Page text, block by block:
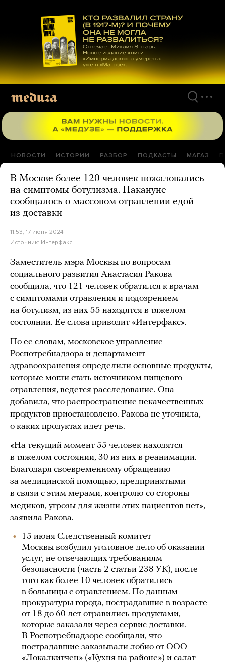
материалам
НОВОСТИ ИСТОРИИ РАЗБОР ПОДКАСТЫ МАГАЗ
В Москве более 120 человек пожаловались
на симптомы ботулизма. Накануне
сообщалось о массовом отравлении едой
из доставки
11:53, 17 июня 2024
Источник: Интерфакс
Заместитель мэра Москвы по вопросам
социального развития Анастасия Ракова
сообщила, что 121 человек обратился к врачам
с симптомами отравления и подозрением
на ботулизм, из них 55 находятся в тяжелом
состоянии. Ее слова приводит «Интерфакс».
По ее словам, московское управление
Роспотребнадзора и департамент
здравоохранения определили основные продукты,
которые могли стать источником пищевого
отравления, ведется расследование. Она
добавила, что распространение некачественных
продуктов приостановлено. Ракова не уточнила,
о каких продуктах идет речь.
«На текущий момент 55 человек находятся
в тяжелом состоянии, 30 из них в реанимации.
Благодаря своевременному обращению
за медицинской помощью, предпринятыми
в связи с этим мерами, контролю со стороны
медиков, угрозы для жизни этих пациентов нет», —
заявила Ракова.
15 июня Следственный комитет
Москвы возбудил уголовное дело об оказании
услуг, не отвечающих требованиям
безопасности (часть 2 статьи 238 УК), после
того как более 10 человек обратились
в больницы с отравлением. По данным
прокуратуры города, пострадавшие в возрасте
от 18 до 60 лет отравились продуктами,
которые заказали через сервис доставки.
В Роспотребнадзоре сообщали, что
пострадавшие заказывали лобио от ООО
«Локалкитчен» («Кухня на районе») и салат